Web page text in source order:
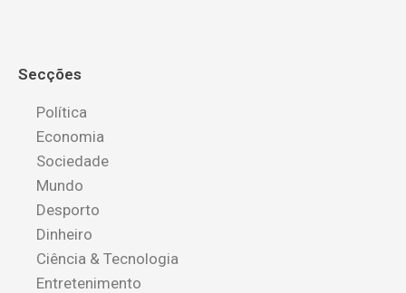
Secções
Política
Economia
Sociedade
Mundo
Desporto
Dinheiro
Ciência & Tecnologia
Entretenimento